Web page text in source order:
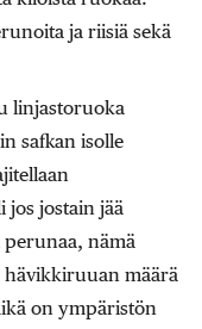
ja riisiä sekä
linjastoruoka
safkan isolle
jos jostain jää
perunaa, nämä
hävikkiruuan määrä
on ympäristön